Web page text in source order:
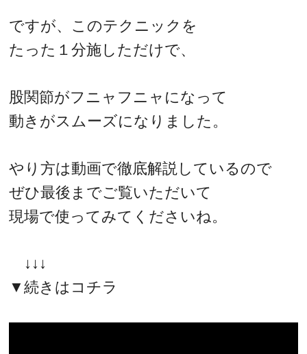
ですが、このテクニックを
たった１分施しただけで、
股関節がフニャフニャになって
動きがスムーズになりました。
やり方は動画で徹底解説しているので
ぜひ最後までご覧いただいて
現場で使ってみてくださいね。
↓↓↓
▼続きはコチラ